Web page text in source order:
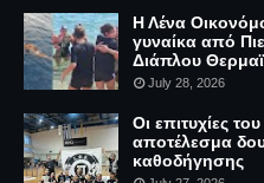
Η Λένα
γυναίκα από
Διάπλου
July 28, 2026
Οι επιτυχίες
αποτέλεσμα
καθοδήγησης